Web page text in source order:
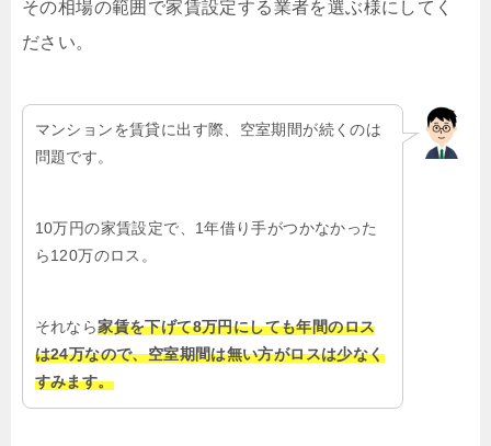
その相場の範囲で家賃設定する業者を選ぶ様にしてく
ださい。
マンションを賃貸に出す際、空室期間が続くのは
問題です。
10万円の家賃設定で、1年借り手がつかなかった
ら120万のロス。
それなら家賃を下げて8万円にしても年間のロス
は24万なので、空室期間は無い方がロスは少なく
すみます。